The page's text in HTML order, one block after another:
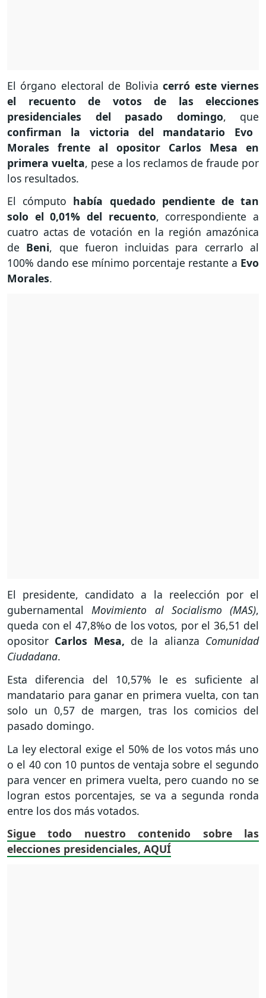
El órgano electoral de Boliviacerró este viernes
el recuento de votos de las elecciones
presidenciales del pasado domingo, que
confirman la victoria del mandatario Evo
Morales frente al opositor Carlos Mesa en
primera vuelta, pese a los reclamos de fraude por
los resultados.
El cómputo había quedado pendiente de tan
solo el 0,01% del recuento, correspondiente a
cuatro actas de votación en la región amazónica
de Beni, que fueron incluidas para cerrarlo al
100% dando ese mínimo porcentaje restante a Evo
Morales.
El presidente, candidato a la reelección por el
gubernamentalMovimiento al Socialismo (MAS),
queda con el 47,8%o de los votos, por el 36,51 del
opositor Carlos Mesa, de la alianza Comunidad
Ciudadana.
Esta diferencia del 10,57% le es suficiente al
mandatario para ganar en primera vuelta, con tan
solo un 0,57 de margen, tras los comicios del
pasado domingo.
La ley electoral exige el 50% de los votos más uno
o el 40 con 10 puntos de ventaja sobre el segundo
para vencer en primera vuelta, pero cuando no se
logran estos porcentajes, se va a segunda ronda
entre los dos más votados.
Sigue todo nuestro contenido sobre las
elecciones presidenciales, AQUÍ